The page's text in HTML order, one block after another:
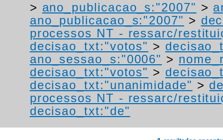
> ano_publicacao_s:"2007" >
ano_publicacao_s:"2007" >
processos NT - ressarc/
decisao_txt:"votos" >
ano_sessao_s:"0006" >
decisao_txt:"votos" >
decisao_txt:"unanimidade" >
processos NT - ressarc/
decisao_txt:"de"